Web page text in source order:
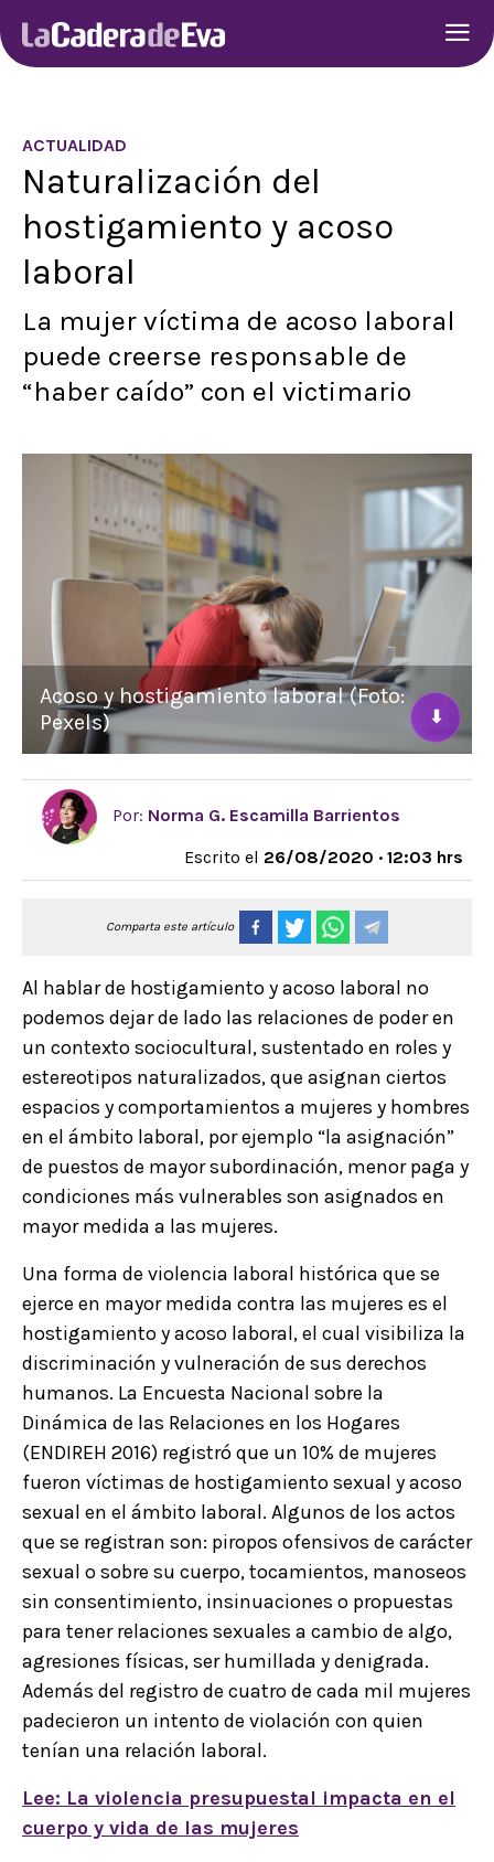
ACTUALIDAD
Naturalización del
hostigamiento y acoso
laboral
La mujer víctima de acoso laboral
puede creerse responsable de
“haber caído” con el victimario
Acoso y hostigamiento laboral (Foto:
Pexels)
⬇
Por: Norma G. Escamilla Barrientos
Escrito el 26/08/2020 · 12:03 hrs
Comparta este artículo
Al hablar de hostigamiento y acoso laboral no
podemos dejar de lado las relaciones de poder en
un contexto sociocultural, sustentado en roles y
estereotipos naturalizados, que asignan ciertos
espacios y comportamientos a mujeres y hombres
en el ámbito laboral, por ejemplo “la asignación”
de puestos de mayor subordinación, menor paga y
condiciones más vulnerables son asignados en
mayor medida a las mujeres.
Una forma de violencia laboral histórica que se
ejerce en mayor medida contra las mujeres es el
hostigamiento y acoso laboral, el cual visibiliza la
discriminación y vulneración de sus derechos
humanos. La Encuesta Nacional sobre la
Dinámica de las Relaciones en los Hogares
(ENDIREH 2016) registró que un 10% de mujeres
fueron víctimas de hostigamiento sexual y acoso
sexual en el ámbito laboral. Algunos de los actos
que se registran son: piropos ofensivos de carácter
sexual o sobre su cuerpo, tocamientos, manoseos
sin consentimiento, insinuaciones o propuestas
para tener relaciones sexuales a cambio de algo,
agresiones físicas, ser humillada y denigrada.
Además del registro de cuatro de cada mil mujeres
padecieron un intento de violación con quien
tenían una relación laboral.
Lee: La violencia presupuestal impacta en el
cuerpo y vida de las mujeres